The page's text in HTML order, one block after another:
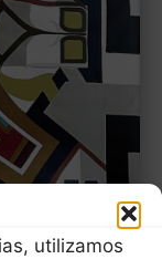
utilizamos